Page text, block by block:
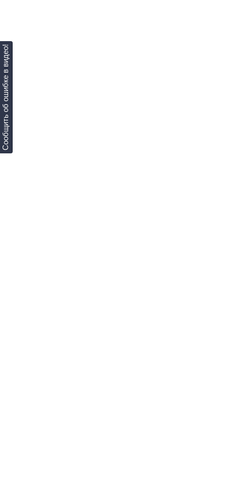
Сообщить об ошибке в видео!